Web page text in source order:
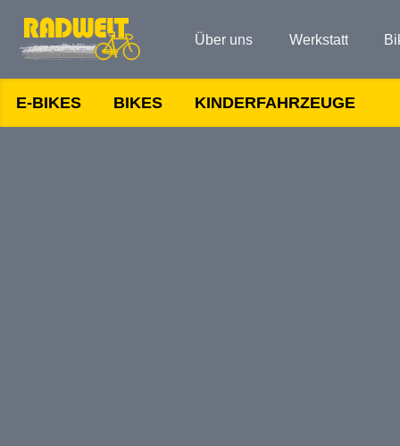
Über uns Werkstatt
E-BIKES BIKES KINDERFAHRZEUGE